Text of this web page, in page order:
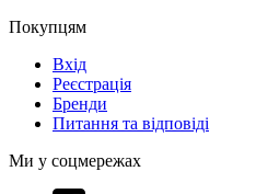
Покупцям
Вхід
Реєстрація
Бренди
Питання та відповіді
Ми у соцмережах